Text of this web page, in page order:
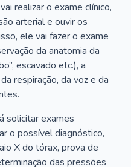
realizar o exame clínico,
arterial e ouvir os
ele vai fazer o exame
da anatomia da
escavado etc.), a
respiração, da voz e da
solicitar exames
o possível diagnóstico,
X do tórax, prova de
das pressões